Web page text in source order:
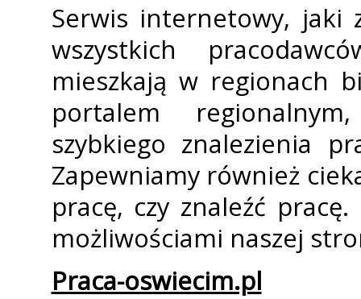
Serwis internetowy, jaki
wszystkich
mieszkają w regionach
portalem
szybkiego znalezienia
Zapewniamy również
pracę, czy znaleźć
możliwościami naszej
Praca-oswiecim.pl